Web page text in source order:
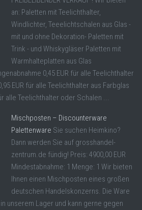
an: Paletten mit Teelichthalter,
Windlichter, Teeelichtschalen aus Glas -
mit und ohne Dekoration- Paletten mit
Trink - und Whiskygläser Paletten mit
Warmhalteplatten aus Glas
0,45 EUR für alle Teelichthalter
EUR für alle Teelichthalter aus Farbglas
alle Teelichthalter oder Schalen ...
Mischposten – Discounterware
Palettenware Sie suchen Heimkino?
Dann werden Sie auf grosshandel-
zentrum.de fündig! Preis: 4900,00 EUR
Mindestabnahme: 1 Menge: 1 Wir bieten
Ihnen einen Mischposten eines großen
deutschen Handelskonzerns. Die Ware
unserem Lager und kann gerne gegen